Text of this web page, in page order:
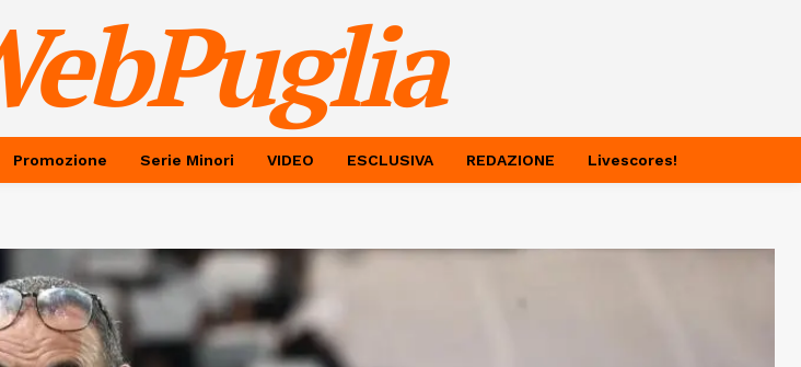
Promozione Serie Minori VIDEO ESCLUSIVA REDAZIONE Livescores!